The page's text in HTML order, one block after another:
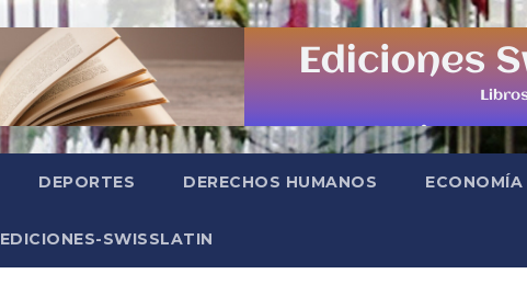
DEPORTES DERECHOS HUMANOS ECONOMÍA
EDICIONES-SWISSLATIN